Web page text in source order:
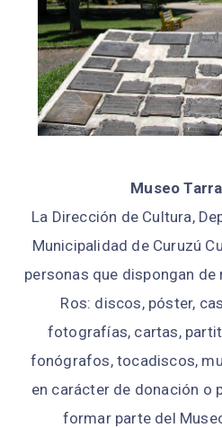
Museo
La Dirección de Cultura,
Municipalidad de Curuzú
personas que dispongan
Ros: discos, póster,
fotografías, cartas,
fonógrafos, tocadiscos,
en carácter de donación o
formar parte del